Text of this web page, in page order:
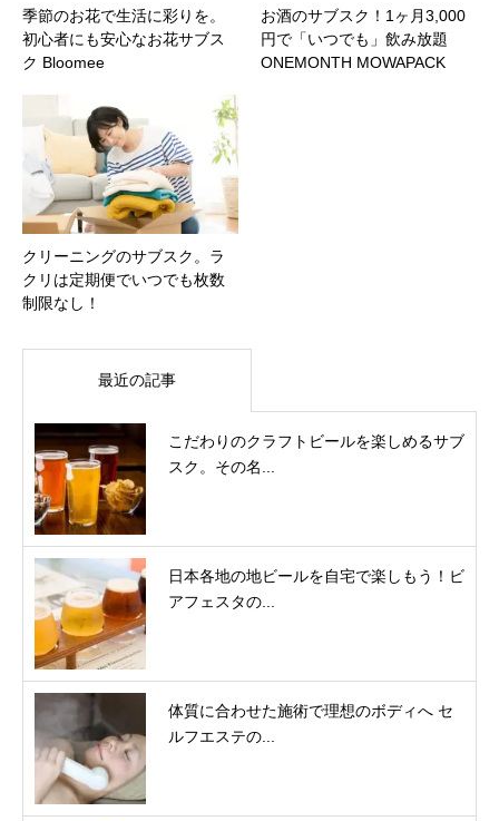
季節のお花で生活に彩りを。
初心者にも安心なお花サブス
ク Bloomee
お酒のサブスク！1ヶ月3,000
円で「いつでも」飲み放題
ONEMONTH MOWAPACK
クリーニングのサブスク。ラ
クリは定期便でいつでも枚数
制限なし！
最近の記事
こだわりのクラフトビールを楽しめるサブ
スク。その名...
日本各地の地ビールを自宅で楽しもう！ビ
アフェスタの...
体質に合わせた施術で理想のボディへ セ
ルフエステの...